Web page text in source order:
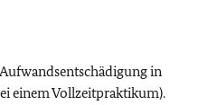
in
einem Vollzeitpraktikum).